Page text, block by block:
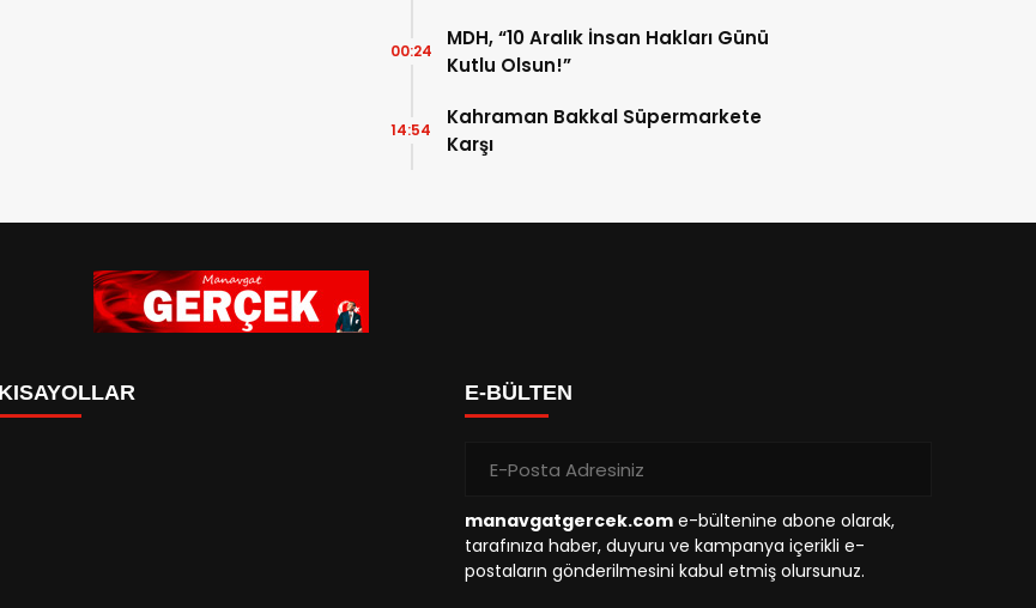
MDH, “10 Aralık İnsan Hakları Günü
Kutlu Olsun!”
00:24
Kahraman Bakkal Süpermarkete
Karşı
14:54
KISAYOLLAR E-BÜLTEN
manavgatgercek.com e-bültenine abone olarak,
tarafınıza haber, duyuru ve kampanya içerikli e-
postaların gönderilmesini kabul etmiş olursunuz.